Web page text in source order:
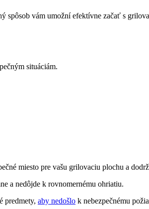
vám‍ umožní efektívne začať⁣ s⁣
situáciám.
miesto pre vašu grilovaciu plochu a
a nedôjde k rovnomernému ohriatiu.
⁢predmety, aby nedošlo k‌ nebezpečnému